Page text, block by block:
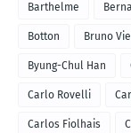
Barthelme
Botton Bruno
Byung-Chul Han
Carlo Rovelli
Carlos Fiolhais